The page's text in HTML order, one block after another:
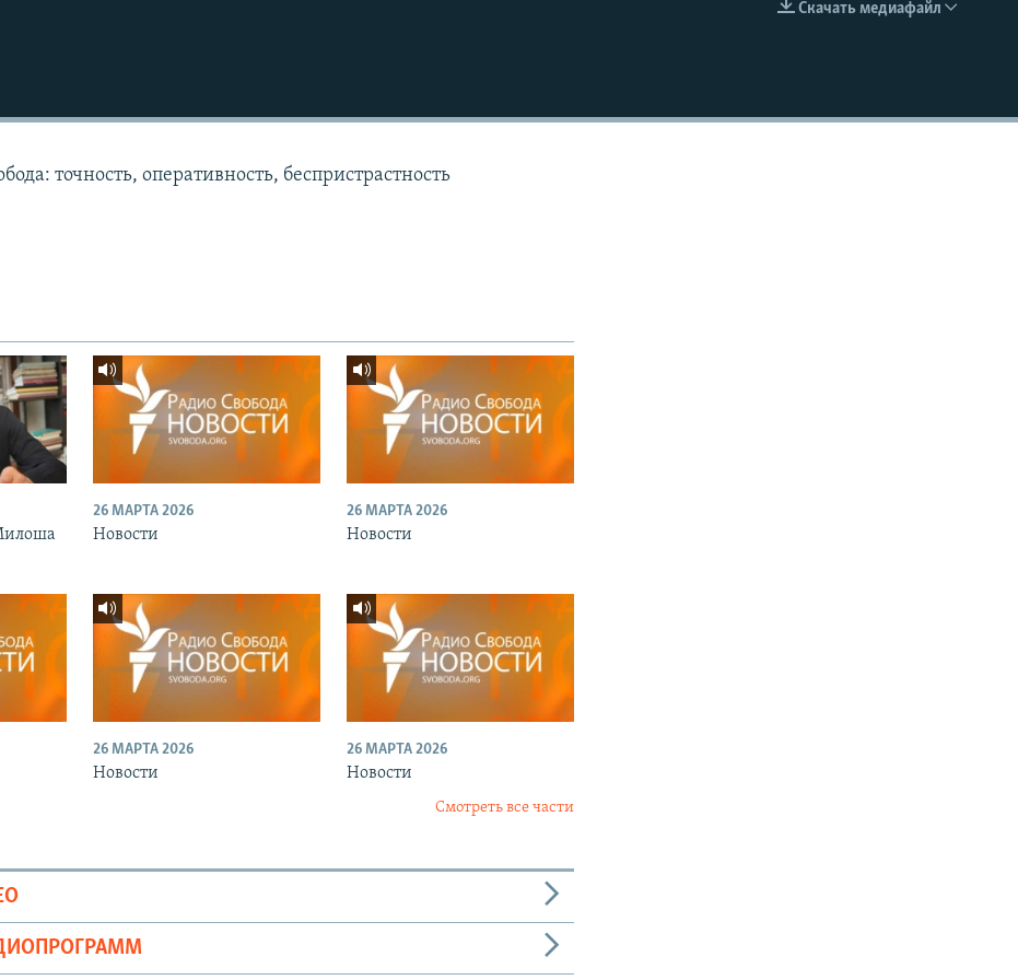
EMBED
Скачать медиафайл
точность, оперативность, беспристрастность
26 МАРТА 2026
Новости
26 МАРТА 2026
Новости
26 МАРТА 2026
Новости
26 МАРТА 2026
Новости
Смотреть все части